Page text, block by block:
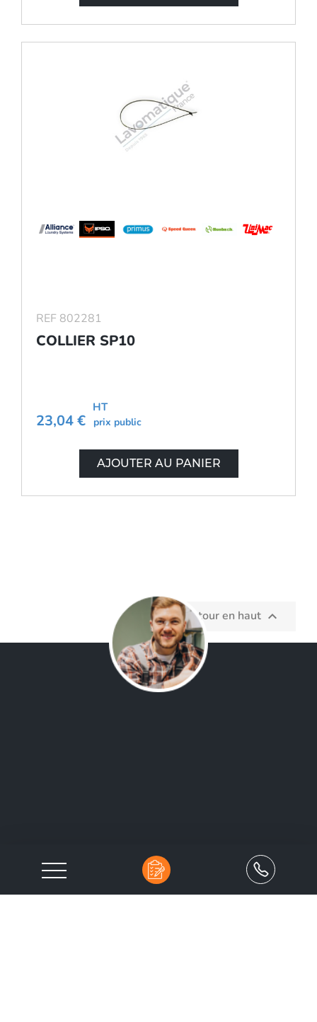
REF 802281
COLLIER SP10
23,04 €
HT
prix public
AJOUTER AU PANIER
Retour en haut 